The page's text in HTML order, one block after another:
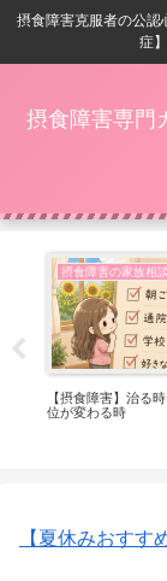
摂食障害克服者の公認
症
摂食障害専門
摂食障害の家族相談
【摂食障害】治る
位が変わる時
【夏休みおすす